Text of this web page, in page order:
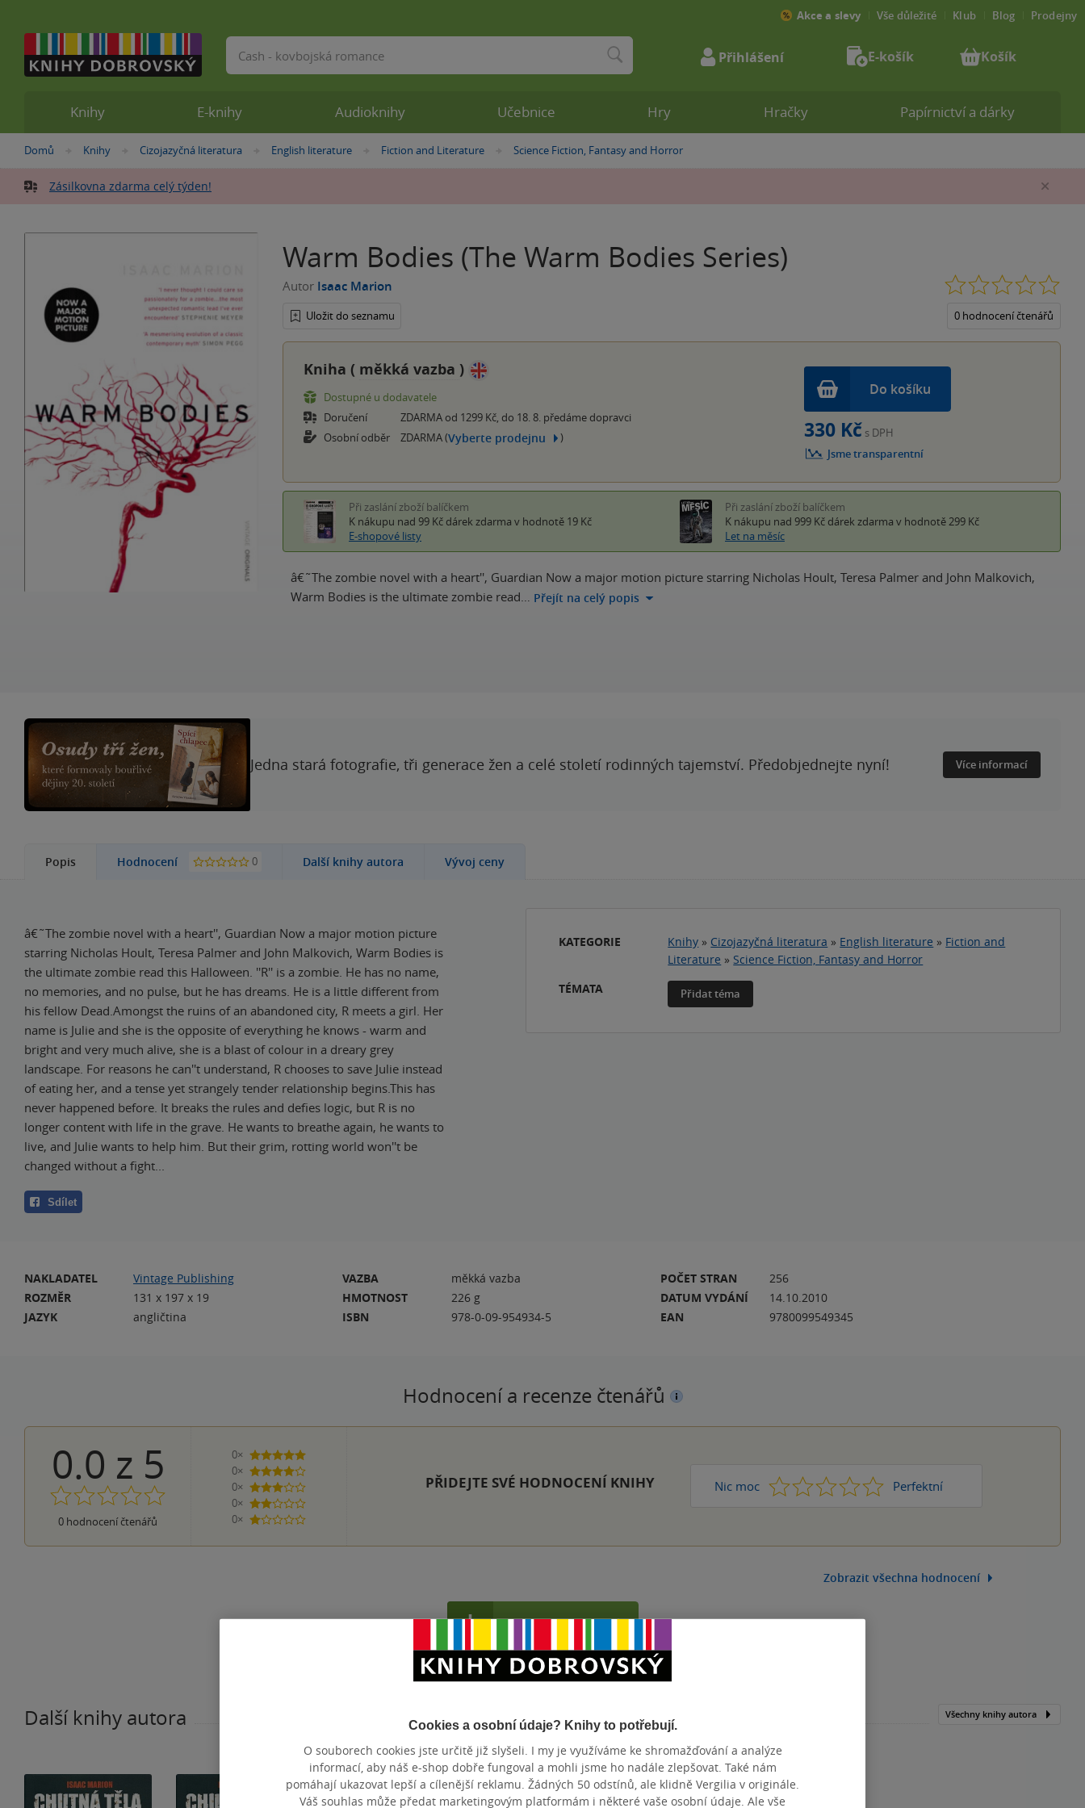
Nacházíte
zde:
Domů »
Knihy »
Cizojazyčná literatura »
English literature »Fiction and Literature »
Science Fiction, Fantasy and Horror
Zásilkovna zdarma celý týden!
Warm Bodies (The Warm Bodies Series)
Autor Isaac Marion
Uložit do seznamu 0 hodnocení čtenářů
Kniha ( měkká vazba )
Dostupné u dodavatele
Doručení
ZDARMA od 1299 Kč, do 18. 8. předáme dopravci
Osobní odběr
ZDARMA (Vyberte prodejnu )
Do košíku
330 Kč s DPH
Jsme transparentní
Při zaslání zboží balíčkem
K nákupu nad 99 Kč dárek zdarma v hodnotě 19 Kč
E-shopové listy
Při zaslání zboží balíčkem
K nákupu nad 999 Kč dárek zdarma v hodnotě 299 Kč
Let na měsíc
â€˜The zombie novel with a heart'', Guardian Now a major motion picture starring Nicholas Hoult, Teresa Palmer and John Malkovich,
Warm Bodies is the ultimate zombie read… Přejít na celý popis
Jedna stará fotografie, tři generace žen a celé století rodinných tajemství. Předobjednejte nyní! Více informací
Popis Hodnocení 0 Další knihy autora Vývoj ceny
â€˜The zombie novel with a heart'', Guardian Now a major motion picture
starring Nicholas Hoult, Teresa Palmer and John Malkovich, Warm Bodies is
the ultimate zombie read this Halloween. ''R'' is a zombie. He has no name,
no memories, and no pulse, but he has dreams. He is a little different from
his fellow Dead.Amongst the ruins of an abandoned city, R meets a girl. Her
name is Julie and she is the opposite of everything he knows - warm and
bright and very much alive, she is a blast of colour in a dreary grey
landscape. For reasons he can''t understand, R chooses to save Julie instead
of eating her, and a tense yet strangely tender relationship begins.This has
never happened before. It breaks the rules and defies logic, but R is no
longer content with life in the grave. He wants to breathe again, he wants to
live, and Julie wants to help him. But their grim, rotting world won''t be
changed without a fight...
Sdílet
KATEGORIE Knihy » Cizojazyčná literatura » English literature » Fiction and
Literature » Science Fiction, Fantasy and Horror
TÉMATA
Přidat téma
NAKLADATEL
Vintage Publishing
ROZMĚR
131 x 197 x 19
JAZYK
angličtina
VAZBA
měkká vazba
HMOTNOST
226 g
ISBN
978-0-09-954934-5
POČET STRAN
256
DATUM VYDÁNÍ
14.10.2010
EAN
9780099549345
Hodnocení a recenze čtenářů
0.0 z 5
0 hodnocení čtenářů
0×
5 hvězdiček
0×
4 hvězdičky
0×
3 hvězdičky
0×
2 hvězdičky
0×
1 hvezdička
PŘIDEJTE SVÉ HODNOCENÍ KNIHY Nic moc 1 2 3 4 Perfektní
5
Zobrazit všechna hodnocení
Přidat hodnocení
Další knihy autora Všechny knihy autora
Knihy E-knihy Audioknihy Učebnice Hry Hračky Papírnictví a dárky
Akce a slevy Vše důležité Klub Blog Prodejny
Vyhledávání Přihlášení E-košík Košík
Cookies a osobní údaje? Knihy to potřebují.
O souborech cookies jste určitě již slyšeli. I my je využíváme ke shromažďování a analýze
informací, aby náš e-shop dobře fungoval a mohli jsme ho nadále zlepšovat. Také nám
pomáhají ukazovat lepší a cílenější reklamu. Žádných 50 odstínů, ale klidně Vergilia v originále.
Váš souhlas může předat marketingovým platformám i některé vaše osobní údaje. Ale vše